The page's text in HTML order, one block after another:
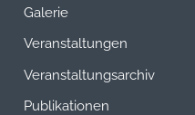
Galerie
Veranstaltungen
Veranstaltungsarchiv
Publikationen